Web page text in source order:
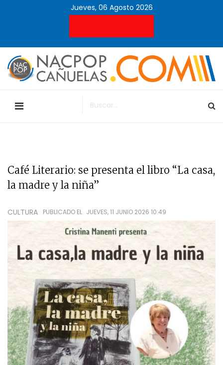
Jueves, 06 Agosto 2026
Café Literario: se presenta el libro “La casa,
la madre y la niña”
CULTURA PUBLICADO EL JUEVES, 11 JUNIO 2026 10:49